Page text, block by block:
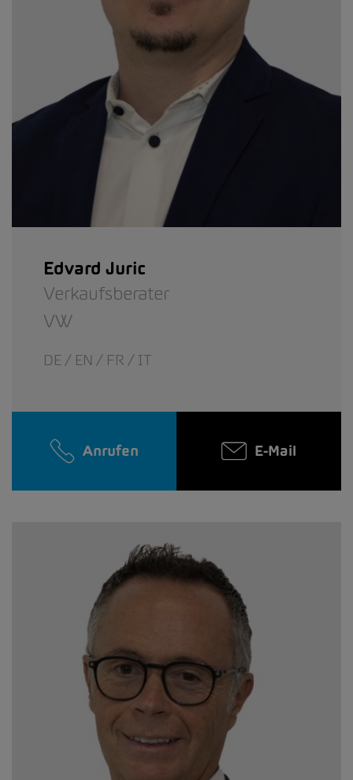
Edvard Juric
Verkaufsberater
VW
DE / EN / FR / IT
Anrufen E-Mail